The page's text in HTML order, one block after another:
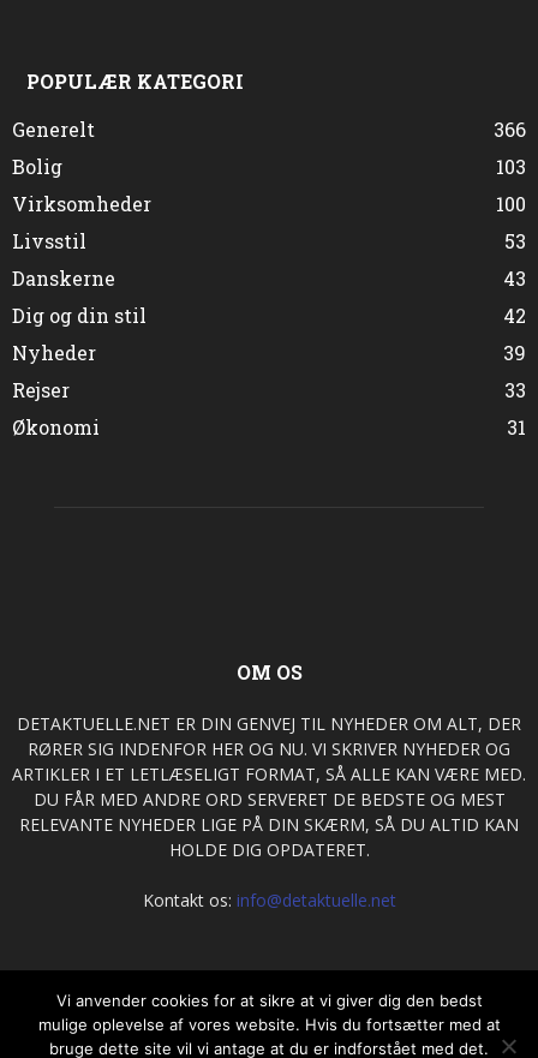
POPULÆR KATEGORI
Generelt
366
Bolig
103
Virksomheder
100
Livsstil
53
Danskerne
43
Dig og din stil
42
Nyheder
39
Rejser
33
Økonomi
31
OM OS
DETAKTUELLE.NET ER DIN GENVEJ TIL NYHEDER OM ALT, DER
RØRER SIG INDENFOR HER OG NU. VI SKRIVER NYHEDER OG
ARTIKLER I ET LETLÆSELIGT FORMAT, SÅ ALLE KAN VÆRE MED.
DU FÅR MED ANDRE ORD SERVERET DE BEDSTE OG MEST
RELEVANTE NYHEDER LIGE PÅ DIN SKÆRM, SÅ DU ALTID KAN
HOLDE DIG OPDATERET.
Kontakt os: info@detaktuelle.net
FØLG OS
Vi anvender cookies for at sikre at vi giver dig den bedst
mulige oplevelse af vores website. Hvis du fortsætter med at
bruge dette site vil vi antage at du er indforstået med det.